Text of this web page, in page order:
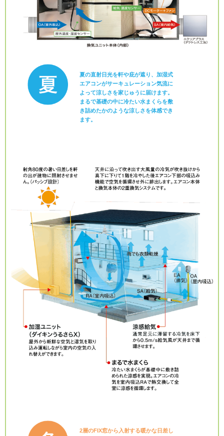
夏の直射日光を軒や庇が遮り、加湿式
エアコンがサーキュレーション気流に
よって涼しさを家じゅうに届けます。
まるで基礎の中に冷たい水まくらを敷
き詰めたかのような涼しさを体感でき
ます。
2層のFIX窓から入射する暖かな日差し